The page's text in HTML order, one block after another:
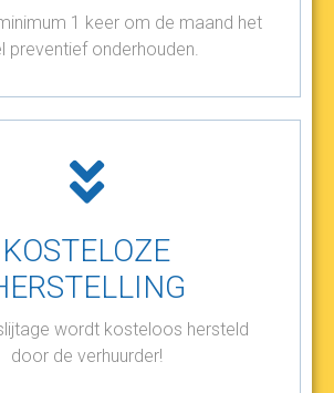
1 keer om de maand het
preventief onderhouden.
KOSTELOZE
wordt kosteloos hersteld
door de verhuurder!